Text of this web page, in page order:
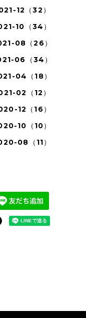
12（32）
10（34）
08（26）
06（34）
04（18）
02（12）
12（16）
10（10）
08（11）